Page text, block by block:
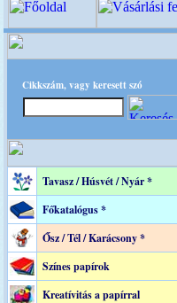
Cikkszám, vagy keresett szó
Tavasz / Húsvét / Nyár *
Főkatalógus *
Ősz / Tél / Karácsony *
Színes papírok
Kreatívitás a papírral
Mestere!